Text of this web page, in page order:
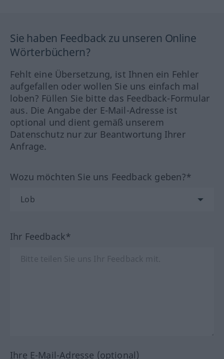
Sie haben Feedback zu unseren Online
Wörterbüchern?
Fehlt eine Übersetzung, ist Ihnen ein Fehler
aufgefallen oder wollen Sie uns einfach mal
loben? Füllen Sie bitte das Feedback-Formular
aus. Die Angabe der E-Mail-Adresse ist
optional und dient gemäß unserem
Datenschutz nur zur Beantwortung Ihrer
Anfrage.
Wozu möchten Sie uns Feedback geben?*
Ihr Feedback*
Ihre E-Mail-Adresse (optional)